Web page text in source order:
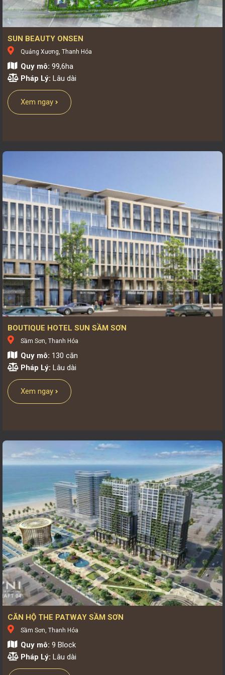
SUN BEAUTY ONSEN
Quảng Xương, Thanh Hóa
Quy mô: 99,6ha
Pháp Lý: Lâu dài
Xem ngay
BOUTIQUE HOTEL SUN SẦM SƠN
Sầm Sơn, Thanh Hóa
Quy mô: 130 căn
Pháp Lý: Lâu dài
Xem ngay
CĂN HỘ THE PATWAY SẦM SƠN
Sầm Sơn, Thanh Hóa
Quy mô: 9 Block
Pháp Lý: Lâu dài